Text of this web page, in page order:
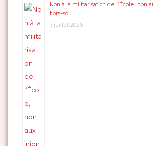
Non à la militarisation de l’École, non
hors-sol !
3 juillet 2026